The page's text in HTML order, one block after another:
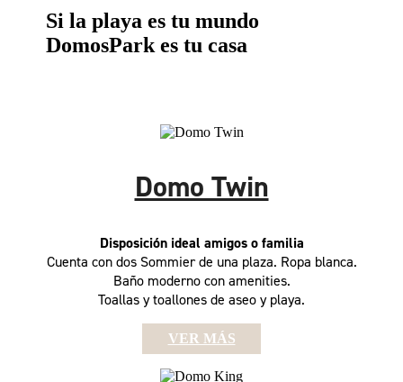
Si la playa es tu mundo
DomosPark es tu casa
Domo Twin
Disposición ideal amigos o familia
Cuenta con dos Sommier de una plaza. Ropa blanca.
Baño moderno con amenities.
Toallas y toallones de aseo y playa.
VER MÁS